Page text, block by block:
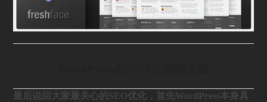
最后说回大家最关心的SEO优化，首先WordPress本身具